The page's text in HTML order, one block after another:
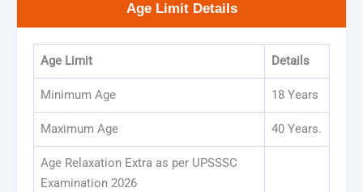
Age Limit Details
Age Limit Details
Minimum Age 18 Years
Maximum Age 40 Years.
Age Relaxation Extra as per UPSSSC
Examination 2026